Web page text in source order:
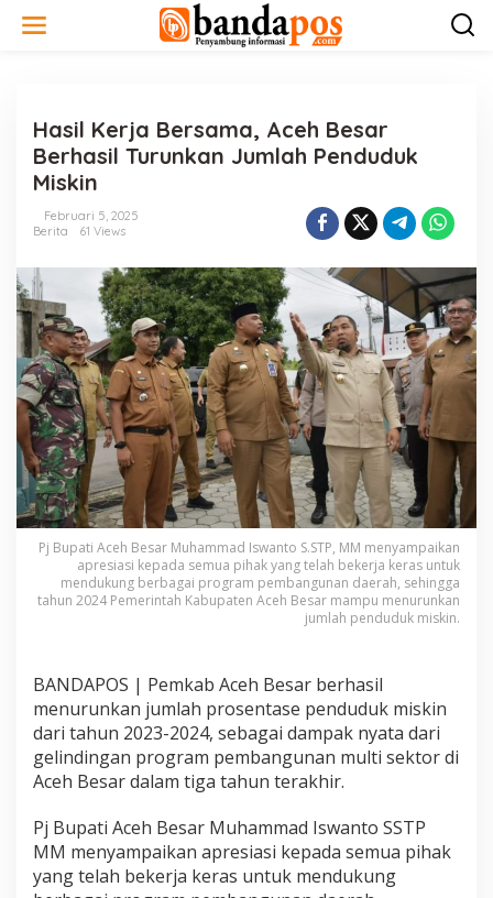
Hasil Kerja Bersama, Aceh Besar
Berhasil Turunkan Jumlah Penduduk
Miskin
Februari 5, 2025
Berita
61 Views
Pj Bupati Aceh Besar Muhammad Iswanto S.STP, MM menyampaikan
apresiasi kepada semua pihak yang telah bekerja keras untuk
mendukung berbagai program pembangunan daerah, sehingga
tahun 2024 Pemerintah Kabupaten Aceh Besar mampu menurunkan
jumlah penduduk miskin.
BANDAPOS | Pemkab Aceh Besar berhasil
menurunkan jumlah prosentase penduduk miskin
dari tahun 2023-2024, sebagai dampak nyata dari
gelindingan program pembangunan multi sektor di
Aceh Besar dalam tiga tahun terakhir.
Pj Bupati Aceh Besar Muhammad Iswanto SSTP
MM menyampaikan apresiasi kepada semua pihak
yang telah bekerja keras untuk mendukung